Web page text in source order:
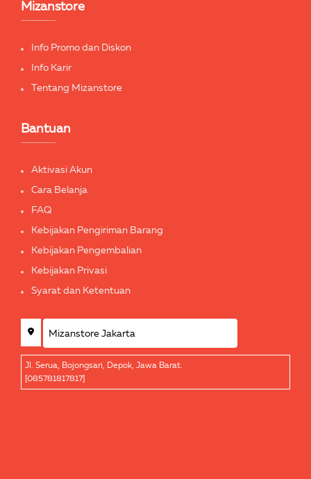
Mizanstore
Info Promo dan Diskon
Info Karir
Tentang Mizanstore
Bantuan
Aktivasi Akun
Cara Belanja
FAQ
Kebijakan Pengiriman Barang
Kebijakan Pengembalian
Kebijakan Privasi
Syarat dan Ketentuan
Jl. Serua, Bojongsari, Depok, Jawa Barat.
[085781817817]